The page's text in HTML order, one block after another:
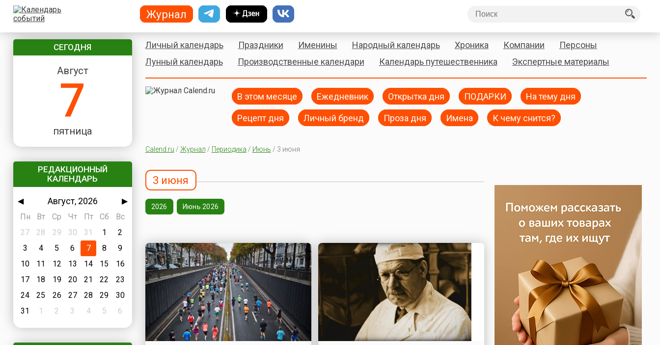
СЕГОДНЯ
Август
7
пятница
РЕДАКЦИОННЫЙ
КАЛЕНДАРЬ
◀ Август, 2026
▶
Пн
Вт Ср Чт Пт Сб
Вс
27
28 29 30 31 1
2
3
4 5 6 7 8
9
10
11 12 13 14 15
16
17
18 19 20 21 22
23
24
25 26 27 28 29
30
31
1 2 3 4 5 6
Личный календарь Праздники Именины Народный календарь Хроника Компании
Персоны
Лунный календарь
Производственные календари Календарь путешественника Экспертные материалы
В этом месяце Ежедневник Открытка дня ПОДАРКИ На тему дня
Рецепт дня Личный бренд Проза дня Имена К чему снится?
Calend.ru / Журнал / Периодика / Июнь / 3 июня
3 июня
2026 Июнь 2026
Журнал